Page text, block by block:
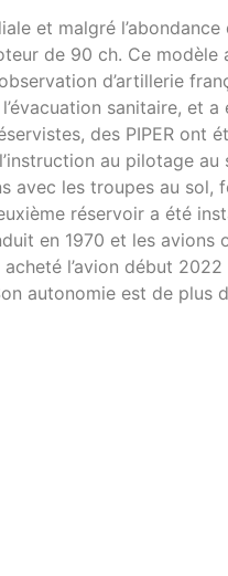
et malgré
de 90 ch. Ce modèle
d’artillerie
sanitaire, et
des PIPER ont
au pilotage
avec les troupes au sol,
réservoir a été
en 1970 et les avions
acheté l’avion début
autonomie est de plus